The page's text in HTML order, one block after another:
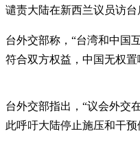
谴责大陆在新西兰议员访台
台外交部称，“台湾和中国
符合双方权益，中国无权置
台外交部指出，“议会外交
此呼吁大陆停止施压和干预